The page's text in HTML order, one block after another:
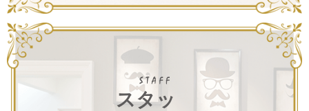
スタッ